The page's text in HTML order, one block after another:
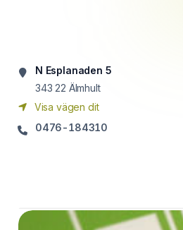
N Esplanaden 5
343 22 Älmhult
Visa vägen dit
0476-184310